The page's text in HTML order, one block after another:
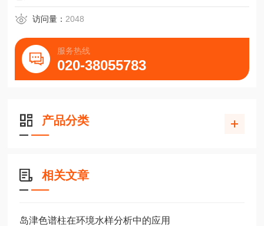
访问量： 2048
服务热线
020-38055783
产品分类
相关文章
岛津色谱柱在环境水样分析中的应用